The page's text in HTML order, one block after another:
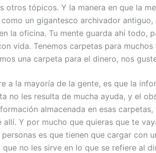
otros tópicos. Y la manera en que la
un gigantesco archivador
la oficina. Tu mente guarda ahí todo,
vida. Tenemos carpetas para
una carpeta para el dinero, nos
a la mayoría de la gente, es que la
no les resulta de mucha ayuda, y el
almacenada en esas carpetas,
allí. Y por mucho que quieras que te
es que tienen que cargar con
no les sirve en lo que se refiere al